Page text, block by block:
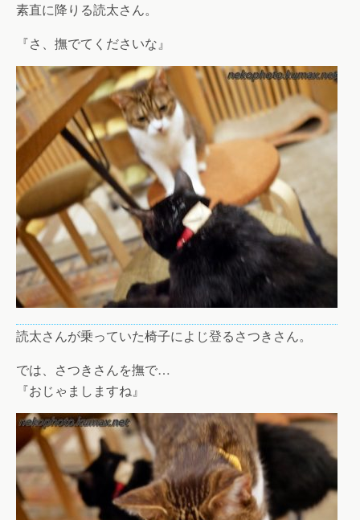
素直に降りる読太さん。
『さ、撫でてくださいな』
読太さんが乗っていた椅子によじ登るさつきさん。
では、さつきさんを撫で…
『おじゃましますね』